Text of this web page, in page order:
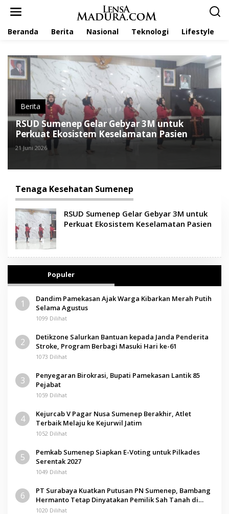
Beranda Berita Nasional Teknologi Lifestyle
Berita
RSUD Sumenep Gelar Gebyar 3M untuk
Perkuat Ekosistem Keselamatan Pasien
21 Juni 2026
Tenaga Kesehatan Sumenep
RSUD Sumenep Gelar Gebyar 3M untuk
Perkuat Ekosistem Keselamatan Pasien
Populer
1
Dandim Pamekasan Ajak Warga Kibarkan Merah Putih
Selama Agustus
1099 Dilihat
2
Detikzone Salurkan Bantuan kepada Janda Penderita
Stroke, Program Berbagi Masuki Hari ke-61
1073 Dilihat
3
Penyegaran Birokrasi, Bupati Pamekasan Lantik 85
Pejabat
1059 Dilihat
4
Kejurcab V Pagar Nusa Sumenep Berakhir, Atlet
Terbaik Melaju ke Kejurwil Jatim
1052 Dilihat
5
Pemkab Sumenep Siapkan E-Voting untuk Pilkades
Serentak 2027
1049 Dilihat
6
PT Surabaya Kuatkan Putusan PN Sumenep, Bambang
Hermanto Tetap Dinyatakan Pemilik Sah Tanah di
Pamolokan
1020 Dilihat